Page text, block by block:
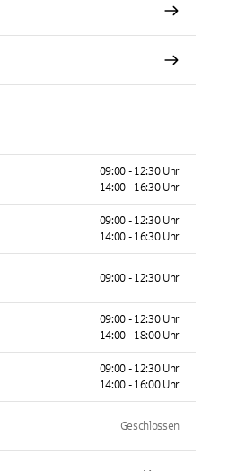
09:00 - 12:30 Uhr
14:00 - 16:30 Uhr
09:00 - 12:30 Uhr
14:00 - 16:30 Uhr
09:00 - 12:30 Uhr
09:00 - 12:30 Uhr
14:00 - 18:00 Uhr
09:00 - 12:30 Uhr
14:00 - 16:00 Uhr
Geschlossen